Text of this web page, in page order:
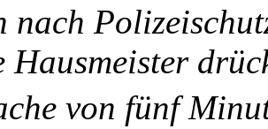
nach
Hausmeister
von fünf